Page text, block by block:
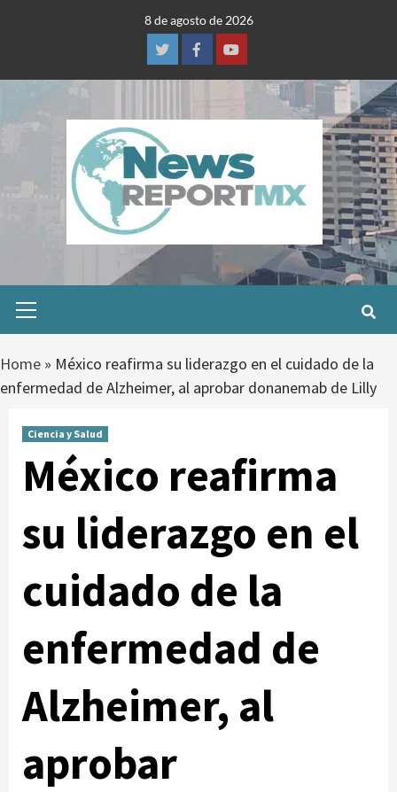
8 de agosto de 2026
TwitterFacebookYoutube
Menu
Home » México reafirma su liderazgo en el cuidado de la
enfermedad de Alzheimer, al aprobar donanemab de Lilly
Ciencia y Salud
México reafirma
su liderazgo en el
cuidado de la
enfermedad de
Alzheimer, al
aprobar